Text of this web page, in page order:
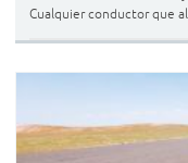
Cualquier conductor que